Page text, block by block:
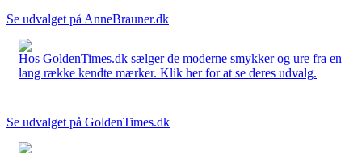
Se udvalget på AnneBrauner.dk
Hos GoldenTimes.dk sælger de moderne smykker og ure fra en
lang række kendte mærker. Klik her for at se deres udvalg.
Se udvalget på GoldenTimes.dk